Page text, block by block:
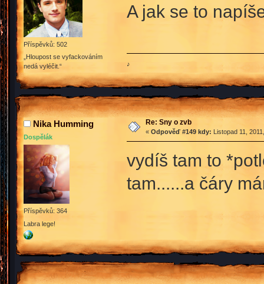
Příspěvků: 502
„Hloupost se vyfackováním
nedá vyléčit.“
A jak se to
♪
Nika Humming
Dospělák
Příspěvků: 364
Labra lege!
Re: Sny o zvb
« Odpověď #149 kdy: Listopad 11,
vydíš tam to
tam......a čáry